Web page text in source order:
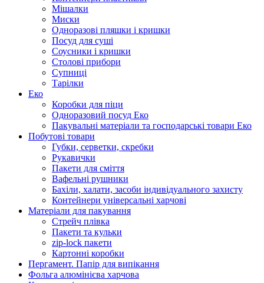
Мішалки
Миски
Одноразові пляшки і кришки
Посуд для суші
Соусники і кришки
Столові прибори
Супниці
Тарілки
Еко
Коробки для піци
Одноразовий посуд Еко
Пакувальні матеріали та господарські товари Еко
Побутові товари
Губки, серветки, скребки
Рукавички
Пакети для сміття
Вафельні рушники
Бахіли, халати, засоби індивідуального захисту
Контейнери універсальні харчові
Матеріали для пакування
Стрейч плівка
Пакети та кульки
zip-lock пакети
Картонні коробки
Пергамент. Папір для випікання
Фольга алюмінієва харчова